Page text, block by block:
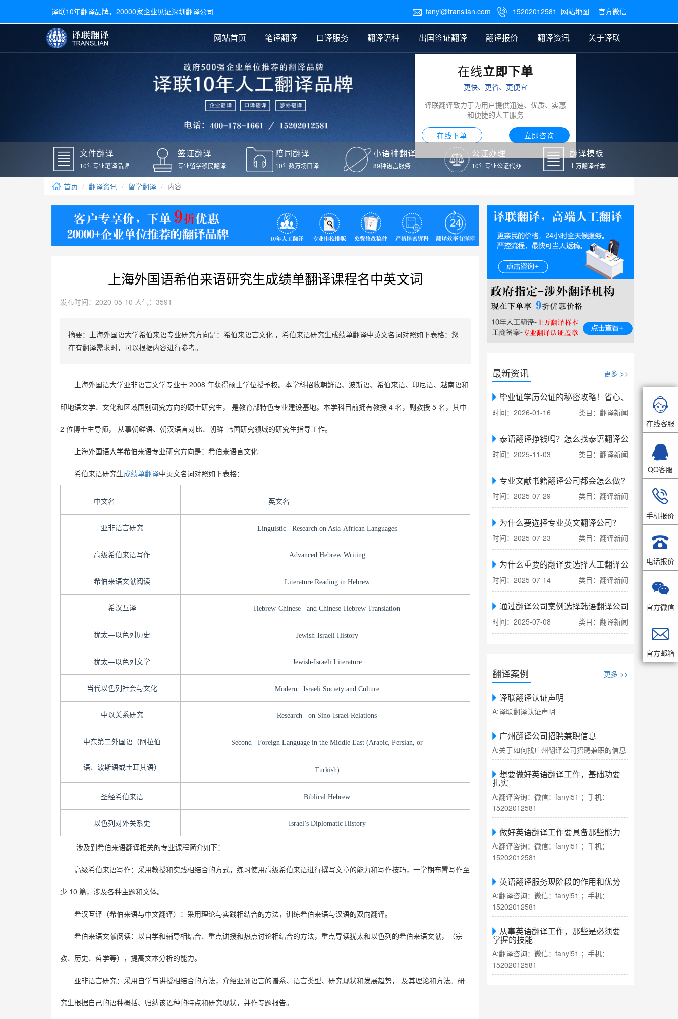
译联10年翻译品牌，20000家企业见证深圳翻译公司  fanyi@translian.com  15202012581 网站地图 官方微信
网站首页 笔译翻译
文件翻译 医学翻译 法律翻译 说明书翻译 图纸翻译
口译服务
广交会翻译 交替传译 同声传译
翻译语种
常用语种翻译
日语翻译
德语翻译
老挝语翻译 泰语翻译
葡萄牙语翻译
出国签证翻译
毕业证翻译
户口本翻译
学位证翻译
身份证翻译
签证材料翻译
银行流水翻译
驾照翻译
疫苗本翻译
新冠疫苗接种证明翻译
核酸检测报告英文版翻
译
翻译报价
笔译翻译报价
证件翻译报价
翻译资讯
公证样本
签证翻译
口译新闻
翻译新闻
关于译联
在线立即下单
更快、更省、更便宜
译联翻译致力于为用户提供迅速、优质、实惠
和便捷的人工服务
在线下单 立即咨询
文件翻译
10年专业笔译品牌
签证翻译
专业留学移民翻译
陪同翻译
10年数万场口译
小语种翻译
89种语言服务
公证办理
10年专业公证代办
翻译模板
上万翻译样本
首页 翻译资讯 留学翻译 内容
上海外国语希伯来语研究生成绩单翻译课程名中英文词
发布时间：2020-05-10 人气：3591
摘要：上海外国语大学希伯来语专业研究方向是：希伯来语言文化 ，希伯来语研究生成绩单翻译​中英文名词对照如下表格：您
在有翻译需求时，可以根据内容进行参考。
上海外国语大学亚非语言文学专业于2008 年获得硕士学位授予权。本学科招收朝鲜语、波斯语、希伯来语、印尼语、越南语和
印地语文学、文化和区域国别研究方向的硕士研究生， 是教育部特色专业建设基地。本学科目前拥有教授4 名，副教授5 名，其中
2 位博士生导师， 从事朝鲜语、朝汉语言对比、朝鲜-韩国研究领域的研究生指导工作。
上海外国语大学希伯来语专业研究方向是：希伯来语言文化
希伯来语研究生成绩单翻译中英文名词对照如下表格：
中文名 英文名
亚非语言研究 Linguistic Research on Asia-African Languages
高级希伯来语写作 Advanced Hebrew Writing
希伯来语文献阅读 Literature Reading in Hebrew
希汉互译 Hebrew-Chinese and Chinese-Hebrew Translation
犹太—以色列历史 Jewish-Israeli History
犹太—以色列文学 Jewish-Israeli Literature
当代以色列社会与文化 Modern Israeli Society and Culture
中以关系研究 Research on Sino-Israel Relations
中东第二外国语（阿拉伯
语、波斯语或土耳其语）
Second Foreign Language in the Middle East (Arabic, Persian, or
Turkish)
圣经希伯来语 Biblical Hebrew
以色列对外关系史 Israel’s Diplomatic History
涉及到希伯来语翻译相关的专业课程简介如下：
高级希伯来语写作：采用教授和实践相结合的方式，练习使用高级希伯来语进行撰写文章的能力和写作技巧，一学期布置写作至
少10 篇，涉及各种主题和文体。
希汉互译（希伯来语与中文翻译）：采用理论与实践相结合的方法，训练希伯来语与汉语的双向翻译。
希伯来语文献阅读：以自学和辅导相结合、重点讲授和热点讨论相结合的方法，重点导读犹太和以色列的希伯来语文献，（宗
教、历史、哲学等），提高文本分析的能力。
亚非语言研究：采用自学与讲授相结合的方法，介绍亚洲语言的谱系、语言类型、研究现状和发展趋势， 及其理论和方法。研
究生根据自己的语种概括、归纳该语种的特点和研究现状，并作专题报告。
最新资讯 更多 >>
毕业证学历公证的秘密攻略！省心、省力、省时
时间：2026-01-16 类目：翻译新闻
泰语翻译挣钱吗？怎么找泰语翻译公司翻译
时间：2025-11-03 类目：翻译新闻
专业文献书籍翻译公司都会怎么做?
时间：2025-07-29 类目：翻译新闻
为什么要选择专业英文翻译公司？
时间：2025-07-23 类目：翻译新闻
为什么重要的翻译要选择人工翻译公司
时间：2025-07-14 类目：翻译新闻
通过翻译公司案例选择韩语翻译公司
时间：2025-07-08 类目：翻译新闻
翻译案例 更多 >>
译联翻译认证声明
A:译联翻译认证声明
广州翻译公司招聘兼职信息
A:关于如何找广州翻译公司招聘兼职的信息
想要做好英语翻译工作，基础功要
扎实
A:翻译咨询：微信：fanyi51 ；手机：
15202012581
做好英语翻译工作要具备那些能力
A:翻译咨询：微信：fanyi51 ；手机：
15202012581
英语翻译服务现阶段的作用和优势
A:翻译咨询：微信：fanyi51 ；手机：
15202012581
从事英语翻译工作，那些是必须要
掌握的技能
A:翻译咨询：微信：fanyi51 ；手机：
15202012581

在线客服

QQ客服

手机报价

电话报价

官方微信

官方邮箱